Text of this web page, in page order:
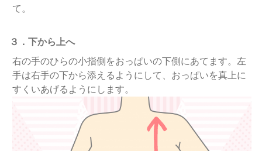
て。
３．下から上へ
右の手のひらの小指側をおっぱいの下側にあてます。左
手は右手の下から添えるようにして、おっぱいを真上に
すくいあげるようにします。